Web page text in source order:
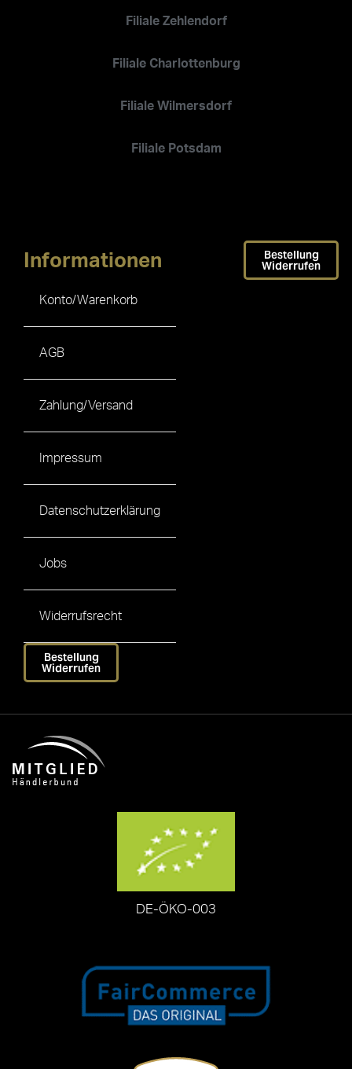
Filiale Zehlendorf
Filiale Charlottenburg
Filiale Wilmersdorf
Filiale Potsdam
Informationen
Konto/Warenkorb
AGB
Zahlung/Versand
Impressum
Datenschutzerklärung
Jobs
Widerrufsrecht
Bestellung
Widerrufen
Bestellung
Widerrufen
DE-ÖKO-003